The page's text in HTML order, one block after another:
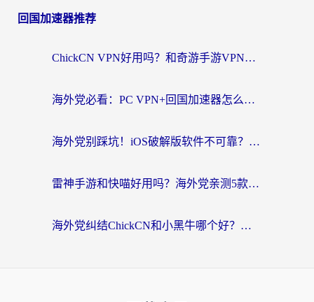
回国加速器推荐
ChickCN VPN好用吗？和奇游手游VPN对比哪个回国效果更好？海外党亲测实用指南
海外党必看：PC VPN+回国加速器怎么选？无缝访问国内资源全攻略
海外党别踩坑！iOS破解版软件不可靠？教你选对回国加速器无缝看国内资源
雷神手游和快喵好用吗？海外党亲测5款回国加速器，附斧牛Bling对比+微信视频号解决办法
海外党纠结ChickCN和小黑牛哪个好？一篇帮你选对回国加速器的实用指南